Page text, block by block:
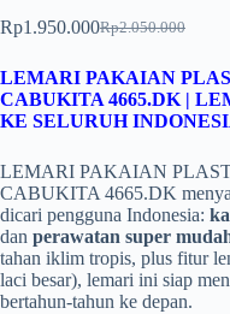
Rp2.050.000
Harga
adalah:
Rp2.050.000.
Rp1.950.000Harga
ini
adalah:
Rp1.950.000.
LEMARI PAKAIAN
CABUKITA 4665.DK |
KE SELURUH
LEMARI PAKAIAN
CABUKITA 4665.DK
dicari pengguna Indonesia:
dan perawatan super
tahan iklim tropis, plus fitur
laci besar), lemari ini siap
bertahun-tahun ke depan.